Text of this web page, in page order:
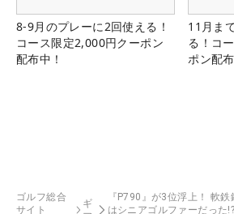
8-9月のプレーに2回使える！
コース限定2,000円クーポン
配布中！
11月ま
る！コ
ポン配布
ゴルフ総合
サイト
ギ
『P790』が3位浮上！ 軟
はシニアゴルファーだった